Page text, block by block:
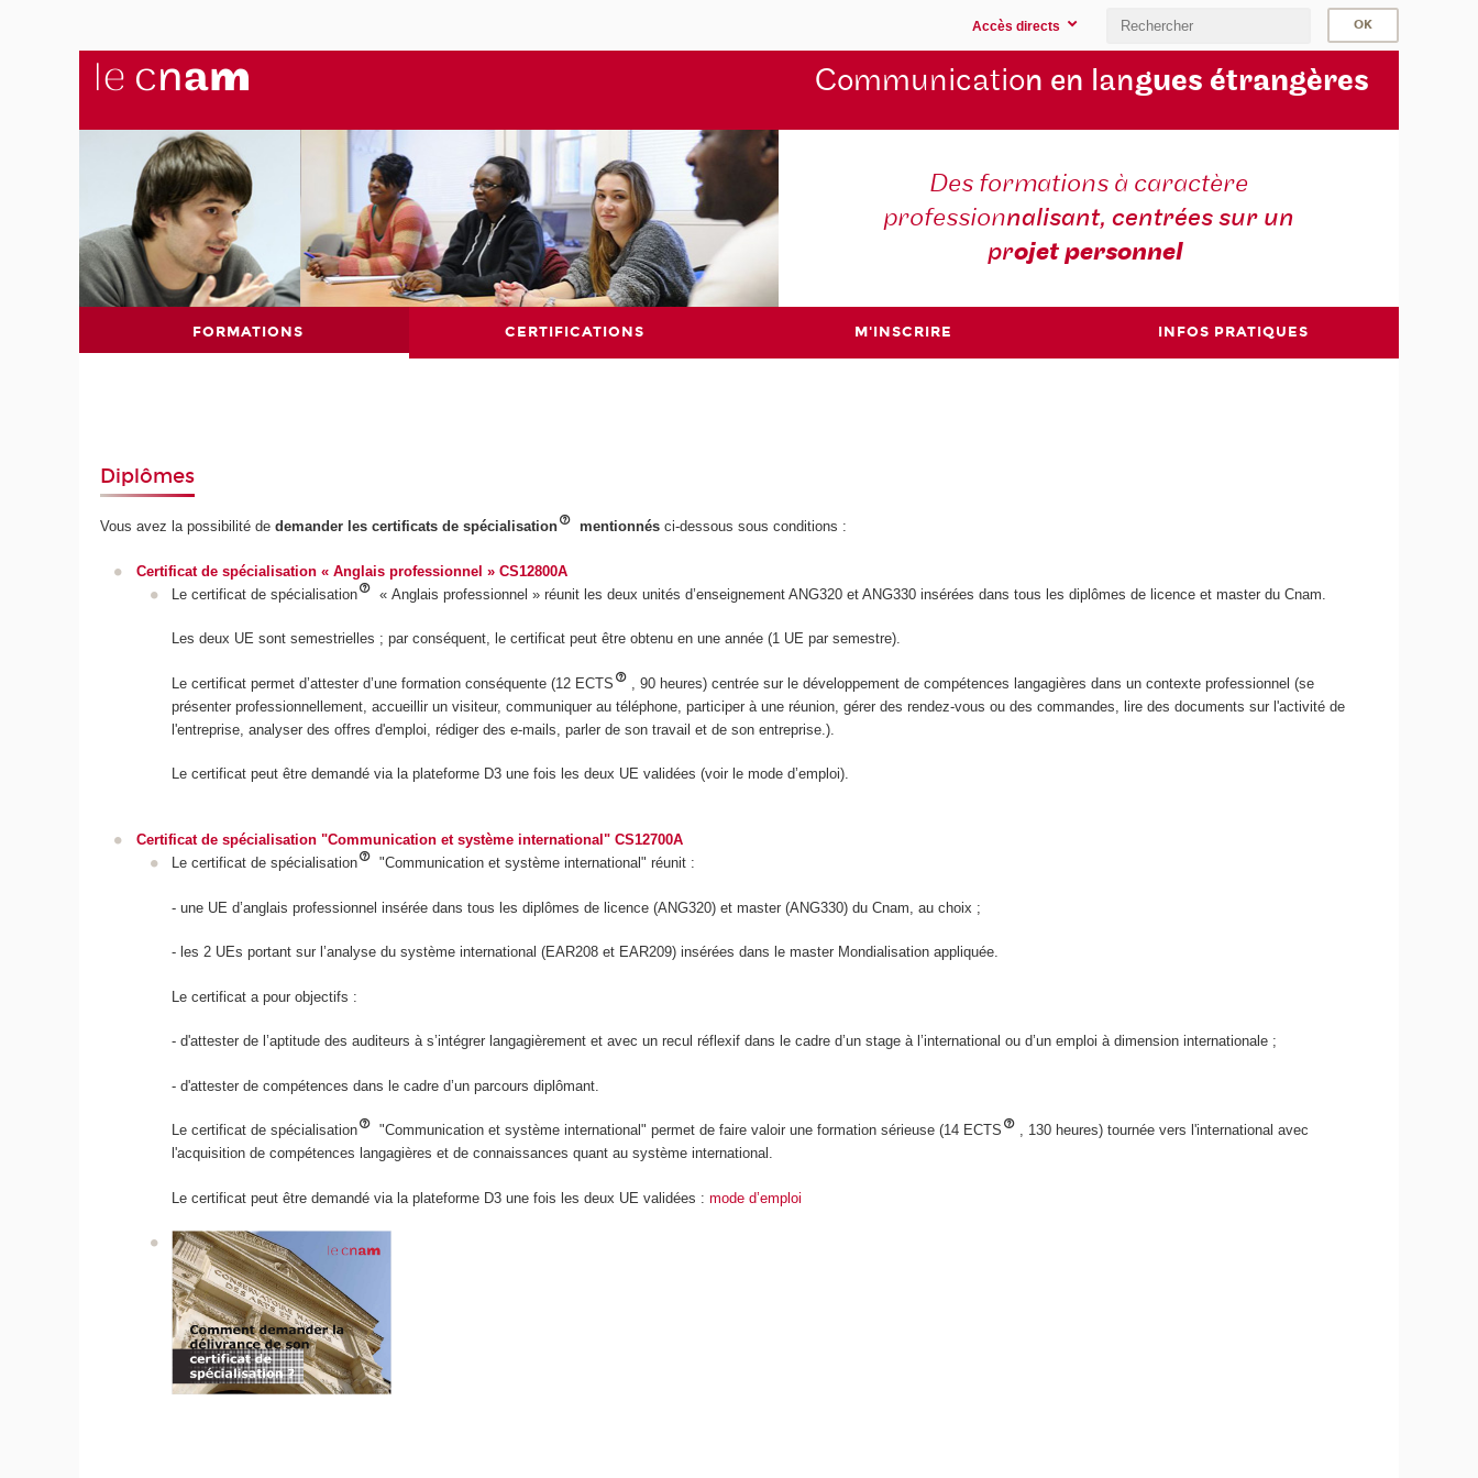
Accès directs
Communication en langues étrangères
Des formations à caractère
professionnalisant, centrées sur un
projet personnel
FORMATIONS CERTIFICATIONS M'INSCRIRE INFOS PRATIQUES
Diplômes
Vous avez la possibilité dedemander les certificats de spécialisation mentionnés ci-dessous sous conditions :
Certificat de spécialisation « Anglais professionnel » CS12800A
Le certificat de spécialisation
« Anglais professionnel » réunit les deux unités d’enseignement ANG320 et ANG330 insérées dans tous les diplômes de licence et master du Cnam.
Les deux UE sont semestrielles ; par conséquent, le certificat peut être obtenu en une année (1 UE par semestre).
Le certificat permet d’attester d’une formation conséquente (12 ECTS
, 90 heures) centrée sur le développement de compétences langagières dans un contexte professionnel (se
présenter professionnellement, accueillir un visiteur, communiquer au téléphone, participer à une réunion, gérer des rendez-vous ou des commandes, lire des documents sur l'activité de
l'entreprise, analyser des offres d'emploi, rédiger des e-mails, parler de son travail et de son entreprise.).
Le certificat peut être demandé via la plateforme D3 une fois les deux UE validées (voir le mode d’emploi).
Certificat de spécialisation "Communication et système international" CS12700A
Le certificat de spécialisation
"Communication et système international" réunit :
- une UE d’anglais professionnel insérée dans tous les diplômes de licence (ANG320) et master (ANG330) du Cnam, au choix ;
- les 2 UEs portant sur l’analyse du système international (EAR208 et EAR209) insérées dans le master Mondialisation appliquée.
Le certificat a pour objectifs :
- d'attester de l’aptitude des auditeurs à s’intégrer langagièrement et avec un recul réflexif dans le cadre d’un stage à l’international ou d’un emploi à dimension internationale ;
- d'attester de compétences dans le cadre d’un parcours diplômant.
Le certificat de spécialisation "Communication et système international" permet de faire valoir une formation sérieuse (14 ECTS
, 130 heures) tournée vers l'international avec
l'acquisition de compétences langagières et de connaissances quant au système international.
Le certificat peut être demandé via la plateforme D3 une fois les deux UE validées :mode d’emploi